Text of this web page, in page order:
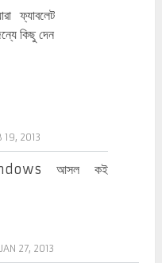
ফ্যাবলেট
কিছু দেন ..
19, 2013
আসল কই
JAN 27, 2013